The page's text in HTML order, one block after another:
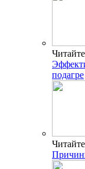
подагре